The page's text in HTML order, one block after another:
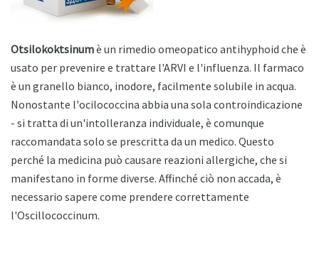
Otsilokoktsinumè un rimedio omeopatico antihyphoid che è
usato per prevenire e trattare l'ARVI e l'influenza. Il farmaco
è un granello bianco, inodore, facilmente solubile in acqua.
Nonostante l'ocilococcina abbia una sola controindicazione
- si tratta di un'intolleranza individuale, è comunque
raccomandata solo se prescritta da un medico. Questo
perché la medicina può causare reazioni allergiche, che si
manifestano in forme diverse. Affinché ciò non accada, è
necessario sapere come prendere correttamente
l'Oscillococcinum.